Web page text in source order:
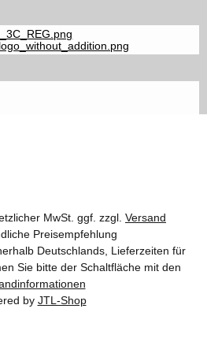
MwSt. ggf. zzgl. Versand
Preisempfehlung
Deutschlands, Lieferzeiten für
Sie bitte der Schaltfläche mit den
by JTL-Shop